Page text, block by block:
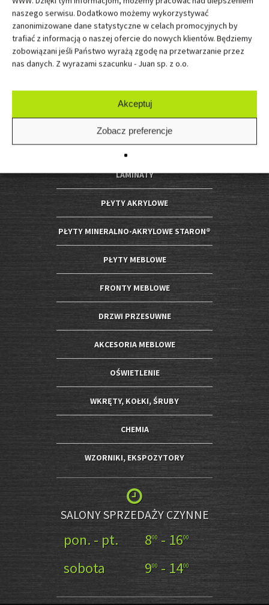
naszego serwisu. Dodatkowo możemy wykorzystywać
zanonimizowane dane statystyczne w celach promocyjnych by
trafiać z informacją o naszej ofercie do nowych klientów. Będziemy
zobowiązani jeśli Państwo wyrażą zgodę na przetwarzanie przez
nas danych. Z wyrazami szacunku - Juan sp. z o.o.
Akceptuj
Zobacz preferencje
OFERTA JUAN
BLATY KUCHENNE, PANELE DEKORACYJNE,
PARAPETY WEWNĘTRZNE
BLATY KOMPAKTOWE
LAMINATY
PŁYTY AKRYLOWE
PŁYTY MINERALNO-AKRYLOWE STARON®
PŁYTY MEBLOWE
FRONTY MEBLOWE
DRZWI PRZESUWNE
AKCESORIA MEBLOWE
OŚWIETLENIE
WKRĘTY, KOŁKI, ŚRUBY
CHEMIA
WZORNIKI, EKSPOZYTORY
SALONY SPRZEDAŻY CZYNNE
pon. - pt. 800- 1600
sobota 900 - 1400